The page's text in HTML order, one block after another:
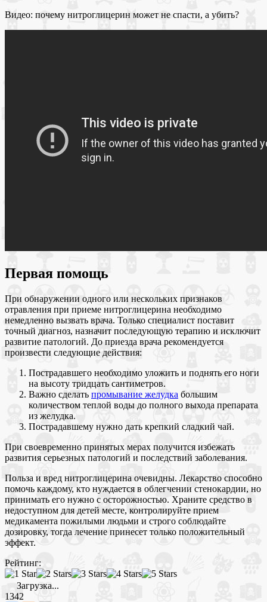
Видео: почему нитроглицерин может не спасти, а убить?
Первая помощь
При обнаружении одного или нескольких признаков
отравления при приеме нитроглицерина необходимо
немедленно вызвать врача. Только специалист поставит
точный диагноз, назначит последующую терапию и исключит
развитие патологий. До приезда врача рекомендуется
произвести следующие действия:
Пострадавшего необходимо уложить и поднять его ноги
на высоту тридцать сантиметров.
Важно сделать промывание желудка большим
количеством теплой воды до полного выхода препарата
из желудка.
Пострадавшему нужно дать крепкий сладкий чай.
При своевременно принятых мерах получится избежать
развития серьезных патологий и последствий заболевания.
Польза и вред нитроглицерина очевидны. Лекарство способно
помочь каждому, кто нуждается в облегчении стенокардии, но
принимать его нужно с осторожностью. Храните средство в
недоступном для детей месте, контролируйте прием
медикамента пожилыми людьми и строго соблюдайте
дозировку, тогда лечение принесет только положительный
эффект.
Рейтинг:
Загрузка...
1342